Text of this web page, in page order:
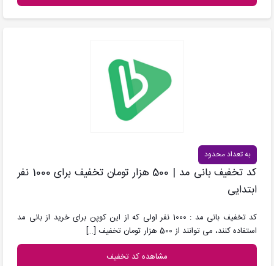
به تعداد محدود
کد تخفیف بانی مد | 500 هزار تومان تخفیف برای 1000 نفر
ابتدایی
کد تخفیف بانی مد : 1000 نفر اولی که از این کوپن برای خرید از بانی مد
استفاده کنند، می توانند از 500 هزار تومان تخفیف
[…]
مشاهده کد تخفیف